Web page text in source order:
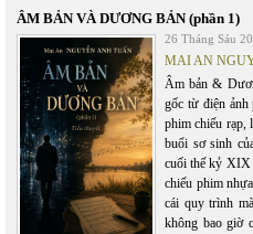
ÂM BẢN VÀ DƯƠNG BẢN (phần 1)
26 Tháng Sáu
MAI AN
Âm bản &
gốc từ điện ảnh
phim chiếu rạp,
buổi sơ sinh
cuối thế kỷ XIX
chiếu phim
cái quy trình
không bao giờ